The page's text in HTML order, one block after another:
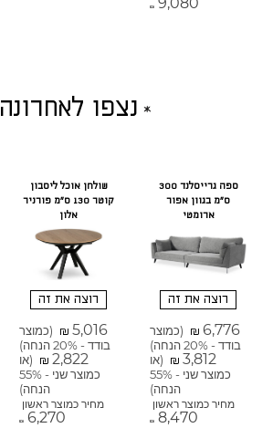
₪
נצפו לאחרונה
ספה גרייסלנד 300
ס"מ בגוון אפור
ארומטי
רוצה את זה
₪ 6,776
(כמוצר
בודד - 20% הנחה)
₪ 3,812
(או
כמוצר שני - 55%
הנחה)
מחיר כמוצר ראשון
₪ 8,470
שולחן אוכל ליסבון
קוטר 130 ס"מ פורניר
אלון
רוצה את זה
₪ 5,016
(כמוצר
בודד - 20% הנחה)
₪ 2,822
(או
כמוצר שני - 55%
הנחה)
מחיר כמוצר ראשון
₪ 6,270